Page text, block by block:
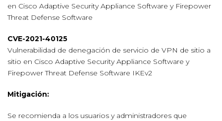
en Cisco Adaptive Security Appliance Software y Firepower
Threat Defense Software
CVE-2021-40125
Vulnerabilidad de denegación de servicio de VPN de sitio a
sitio en Cisco Adaptive Security Appliance Software y
Firepower Threat Defense Software IKEv2
Mitigación:
Se recomienda a los usuarios y administradores que